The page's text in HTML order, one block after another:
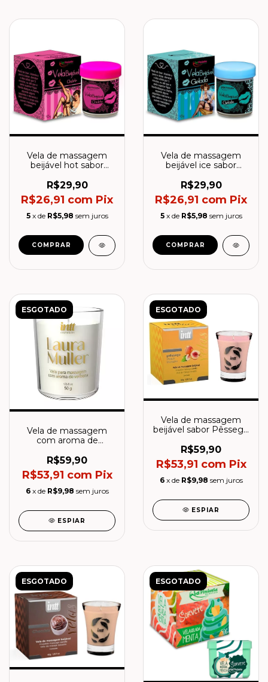
Vela de massagem
beijável hot sabor
R$29,90
R$26,91 com Pix
5 x de R$5,98 sem juros
Vela de massagem
beijável ice sabor
R$29,90
R$26,91 com Pix
5 x de R$5,98 sem juros
ESGOTADO
Vela de massagem
com aroma de
Muller
R$59,90
R$53,91 com Pix
6 x de R$9,98 sem juros
ESPIAR
ESGOTADO
Vela de massagem
beijável sabor Pêssego
R$59,90
R$53,91 com Pix
6 x de R$9,98 sem juros
ESPIAR
ESGOTADO ESGOTADO